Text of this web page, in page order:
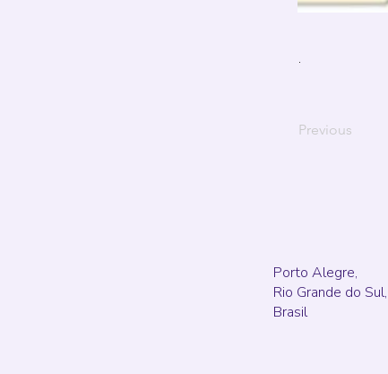
.
Previous
Porto Alegre,
Rio Grande do Sul,
Brasil